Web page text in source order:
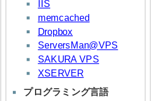
IIS
memcached
Dropbox
ServersMan@VPS
SAKURA VPS
XSERVER
プログラミング言語